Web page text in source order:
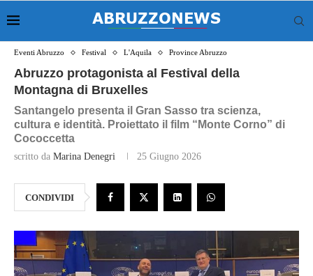
Eventi Abruzzo Festival L'Aquila Province Abruzzo
Abruzzo protagonista al Festival della
Montagna di Bruxelles
Santangelo presenta il Gran Sasso tra scienza,
cultura e identità. Proiettato il film “Monte Corno” di
Cococcetta
scritto da Marina Denegri 25 Giugno 2026
CONDIVIDI